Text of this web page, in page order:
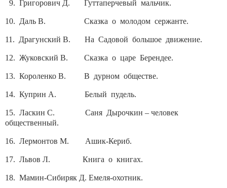
9. Григорович Д. Гуттаперчевый мальчик.
10. Даль В. Сказка о молодом сержанте.
11. Драгунский В. На Садовой большое движение.
12. Жуковский В. Сказка о царе Берендее.
13. Короленко В. В дурном обществе.
14. Куприн А. Белый пудель.
15. Ласкин С. Саня Дырочкин – человек
общественный.
16. Лермонтов М. Ашик-Кериб.
17. Львов Л. Книга о книгах.
18. Мамин-Сибиряк Д. Емеля-охотник.